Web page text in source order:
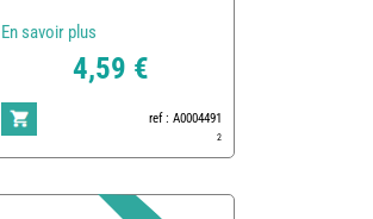
En savoir plus
4,59 €
ref : A0004491
2